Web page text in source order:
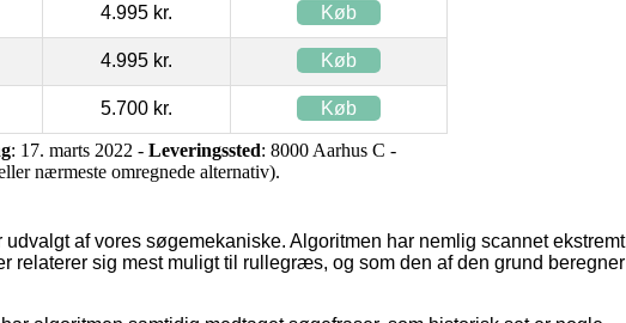
4.995 kr. Køb
4.995 kr. Køb
5.700 kr. Køb
: 17. marts 2022 - Leveringssted: 8000 Aarhus C -
nærmeste omregnede alternativ).
af vores søgemekaniske. Algoritmen har nemlig scannet ekstremt
relaterer sig mest muligt til rullegræs, og som den af den grund beregner